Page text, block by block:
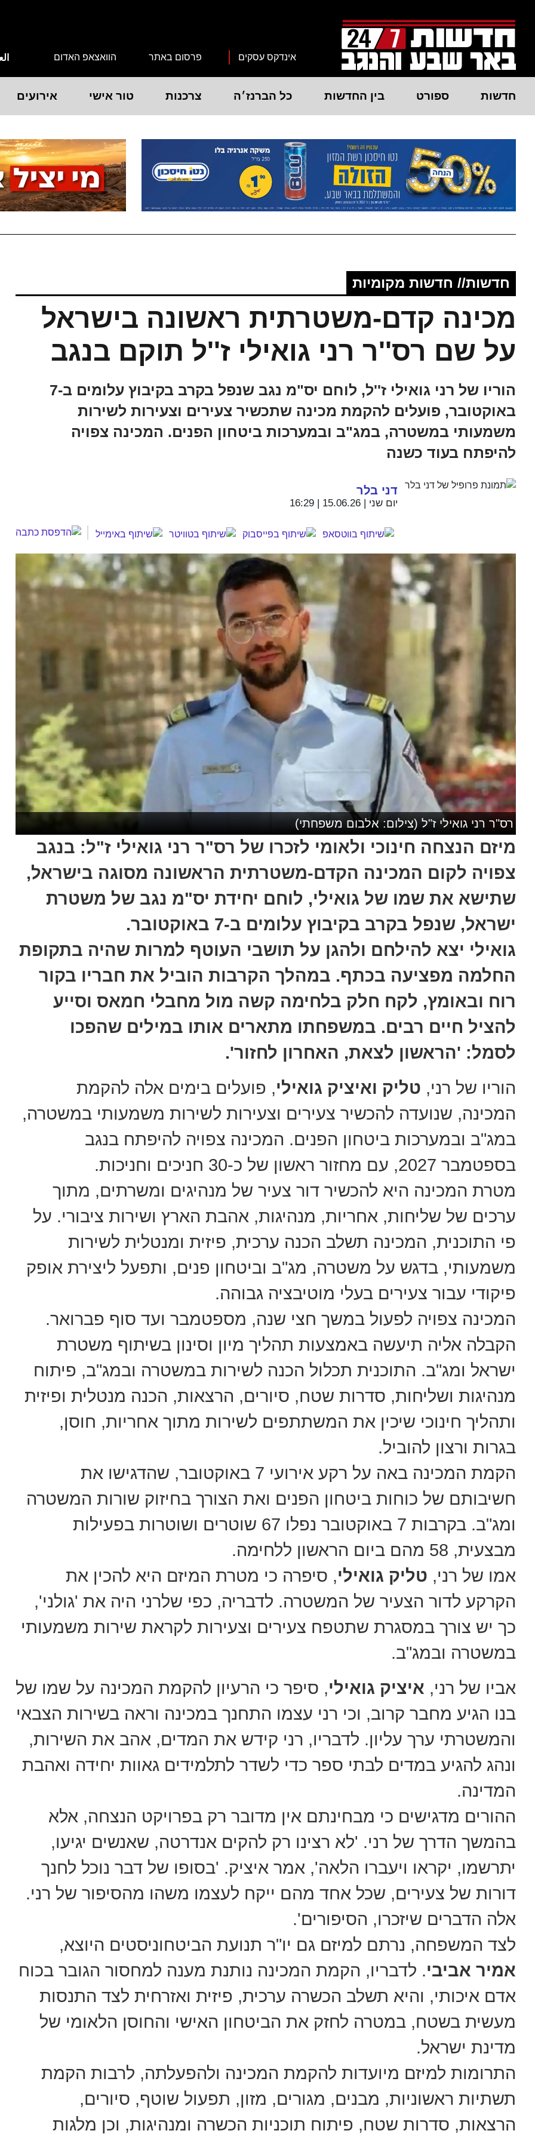
אינדקס עסקים פרסום באתר הוואצאפ האדום
חדשות ספורט בין החדשות כל הברנז׳ה צרכנות טור אישי אירועים
חדשות// חדשות מקומיות
מכינה קדם-משטרתית ראשונה בישראל
על שם רס''ר רני גואילי ז''ל תוקם בנגב
הוריו של רני גואילי ז''ל, לוחם יס"מ נגב שנפל בקרב בקיבוץ עלומים ב-7
באוקטובר, פועלים להקמת מכינה שתכשיר צעירים וצעירות לשירות
משמעותי במשטרה, במג"ב ובמערכות ביטחון הפנים. המכינה צפויה
להיפתח בעוד כשנה
דני בלר
יום שני | 15.06.26 | 16:29
רס"ר רני גואילי ז"ל (צילום: אלבום משפחתי)
מיזם הנצחה חינוכי ולאומי לזכרו של רס"ר רני גואילי ז"ל: בנגב
צפויה לקום המכינה הקדם-משטרתית הראשונה מסוגה בישראל,
שתישא את שמו של גואילי, לוחם יחידת יס"מ נגב של משטרת
ישראל, שנפל בקרב בקיבוץ עלומים ב-7 באוקטובר.
גואילי יצא להילחם ולהגן על תושבי העוטף למרות שהיה בתקופת
החלמה מפציעה בכתף. במהלך הקרבות הוביל את חבריו בקור
רוח ובאומץ, לקח חלק בלחימה קשה מול מחבלי חמאס וסייע
להציל חיים רבים. במשפחתו מתארים אותו במילים שהפכו
לסמל: 'הראשון לצאת, האחרון לחזור'.
הוריו של רני, טליק ואיציק גואילי, פועלים בימים אלה להקמת
המכינה, שנועדה להכשיר צעירים וצעירות לשירות משמעותי במשטרה,
במג"ב ובמערכות ביטחון הפנים. המכינה צפויה להיפתח בנגב
בספטמבר 2027, עם מחזור ראשון של כ-30 חניכים וחניכות.
מטרת המכינה היא להכשיר דור צעיר של מנהיגים ומשרתים, מתוך
ערכים של שליחות, אחריות, מנהיגות, אהבת הארץ ושירות ציבורי. על
פי התוכנית, המכינה תשלב הכנה ערכית, פיזית ומנטלית לשירות
משמעותי, בדגש על משטרה, מג"ב וביטחון פנים, ותפעל ליצירת אופק
פיקודי עבור צעירים בעלי מוטיבציה גבוהה.
המכינה צפויה לפעול במשך חצי שנה, מספטמבר ועד סוף פברואר.
הקבלה אליה תיעשה באמצעות תהליך מיון וסינון בשיתוף משטרת
ישראל ומג"ב. התוכנית תכלול הכנה לשירות במשטרה ובמג"ב, פיתוח
מנהיגות ושליחות, סדרות שטח, סיורים, הרצאות, הכנה מנטלית ופיזית
ותהליך חינוכי שיכין את המשתתפים לשירות מתוך אחריות, חוסן,
בגרות ורצון להוביל.
הקמת המכינה באה על רקע אירועי 7 באוקטובר, שהדגישו את
חשיבותם של כוחות ביטחון הפנים ואת הצורך בחיזוק שורות המשטרה
ומג"ב. בקרבות 7 באוקטובר נפלו 67 שוטרים ושוטרות בפעילות
מבצעית, 58 מהם ביום הראשון ללחימה.
אמו של רני, טליק גואילי, סיפרה כי מטרת המיזם היא להכין את
הקרקע לדור הצעיר של המשטרה. לדבריה, כפי שלרני היה את 'גולני',
כך יש צורך במסגרת שתטפח צעירים וצעירות לקראת שירות משמעותי
במשטרה ובמג"ב.
אביו של רני, איציק גואילי, סיפר כי הרעיון להקמת המכינה על שמו של
בנו הגיע מחבר קרוב, וכי רני עצמו התחנך במכינה וראה בשירות הצבאי
והמשטרתי ערך עליון. לדבריו, רני קידש את המדים, אהב את השירות,
ונהג להגיע במדים לבתי ספר כדי לשדר לתלמידים גאוות יחידה ואהבת
המדינה.
ההורים מדגישים כי מבחינתם אין מדובר רק בפרויקט הנצחה, אלא
בהמשך הדרך של רני. 'לא רצינו רק להקים אנדרטה, שאנשים יגיעו,
יתרשמו, יקראו ויעברו הלאה', אמר איציק. 'בסופו של דבר נוכל לחנך
דורות של צעירים, שכל אחד מהם ייקח לעצמו משהו מהסיפור של רני.
אלה הדברים שיזכרו, הסיפורים'.
לצד המשפחה, נרתם למיזם גם יו"ר תנועת הביטחוניסטים היוצא,
אמיר אביבי. לדבריו, הקמת המכינה נותנת מענה למחסור הגובר בכוח
אדם איכותי, והיא תשלב הכשרה ערכית, פיזית ואזרחית לצד התנסות
מעשית בשטח, במטרה לחזק את הביטחון האישי והחוסן הלאומי של
מדינת ישראל.
התרומות למיזם מיועדות להקמת המכינה ולהפעלתה, לרבות הקמת
תשתיות ראשוניות, מבנים, מגורים, מזון, תפעול שוטף, סיורים,
הרצאות, סדרות שטח, פיתוח תוכניות הכשרה ומנהיגות, וכן מלגות